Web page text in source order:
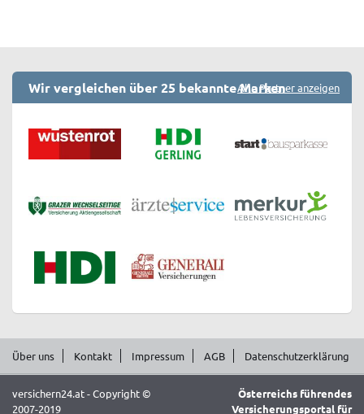
Wir vergleichen über 25 bekannte MarkenAlle Partner anzeigen
Über uns Kontakt Impressum AGB Datenschutzerklärung
versichern24.at - Copyright ©
2007-2019
Österreichs führendes
Versicherungsportal für